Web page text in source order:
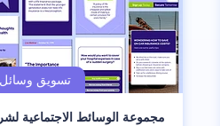
مجموعة الوسائط الاجتماعية